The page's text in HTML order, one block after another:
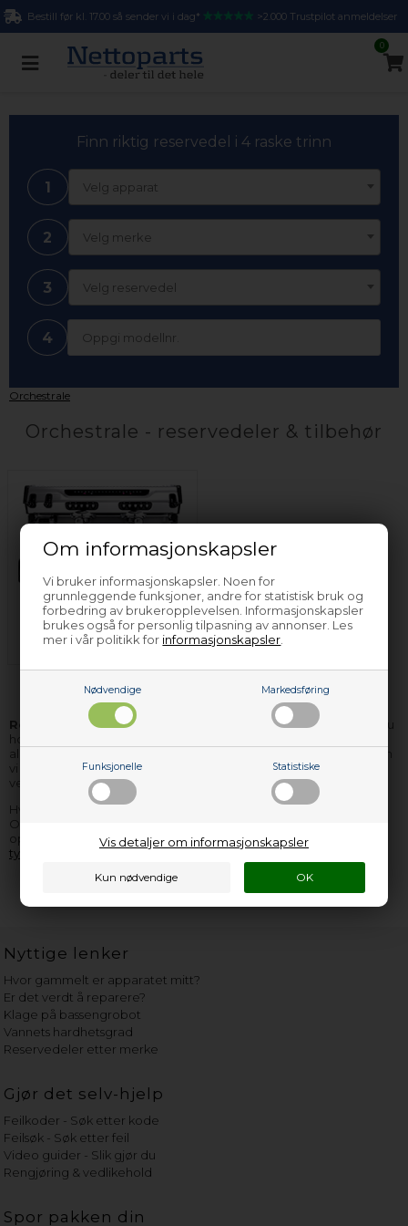
Om informasjonskapsler
Vi bruker informasjonskapsler. Noen for
grunnleggende funksjoner, andre for statistisk bruk og
forbedring av brukeropplevelsen. Informasjonskapsler
brukes også for personlig tilpasning av annonser. Les
mer i vår politikk for informasjonskapsler
Nødvendige Markedsføring
Funksjonelle Statistiske
Vis detaljer om informasjonskapsler
Bestill før kl. 17.00 så sender vi i dag* >2.000 Trustpilot anmeldelser
0
Finn riktig reservedel i 4 raske trinn
1 Velg apparat
2 Velg merke
3 Velg reservedel
4
Orchestrale
Orchestrale - reservedeler & tilbehør
Espressomaskin
Orchestrale
Reservedeler og tilbehør til Orchestralehvitevarer finner du
hos Nettoparts. Vi har et stort lager av reservedeler til stort sett
alle Orchestrale apparater, og de delene vi ikke har på lager, kan
vi i de fleste tilfellene skaffe hjem, så raskt, at du ikke behøver
vente mere enn få dager på levering.
Hvis du har bruk for hjelp til å finne korrekte reservedeler til ditt
Orchestrale apparat, er du velkommen til å
opplyse så mange informasjoner som overhodet mulig fra
typeskiltet
Nyttige lenker
Hvor gammelt er apparatet mitt?
Er det verdt å reparere?
Klage på bassengrobot
Vannets hardhetsgrad
Reservedeler etter merke
Gjør det selv-hjelp
Feilkoder - Søk etter kode
Feilsøk - Søk etter feil
Video guider - Slik gjør du
Rengjøring & vedlikehold
Spor pakken din